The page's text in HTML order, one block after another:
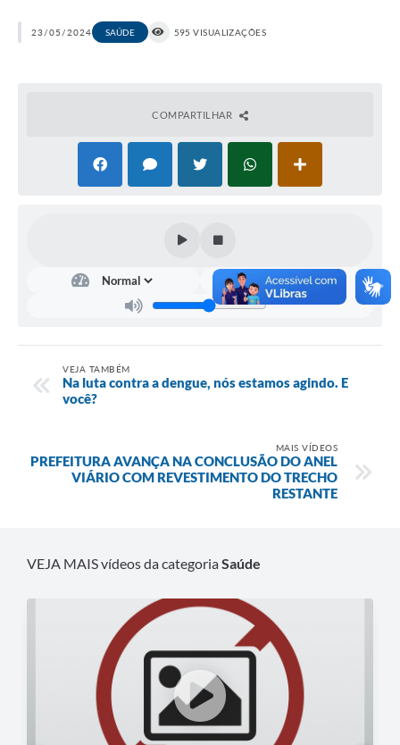
23/05/2024 SAÚDE 595 VISUALIZAÇÕES
COMPARTILHAR
VEJA TAMBÉM
Na luta contra a dengue, nós estamos agindo. E
você?
MAIS VÍDEOS
PREFEITURA AVANÇA NA CONCLUSÃO DO ANEL
VIÁRIO COM REVESTIMENTO DO TRECHO
RESTANTE
VEJA MAIS vídeos da categoriaSaúde